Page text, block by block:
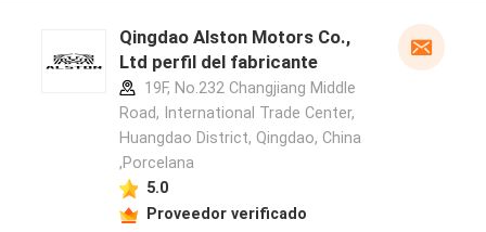
Qingdao Alston Motors Co.,
Ltd perfil del fabricante
19F, No.232 Changjiang Middle
Road, International Trade Center,
Huangdao District, Qingdao, China
,Porcelana
5.0
Proveedor verificado